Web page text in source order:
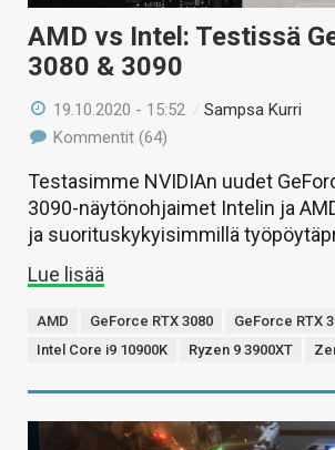
AMD vs Intel: Testissä
3080 & 3090
19.10.2020 - 15:52 /Sampsa Kurri
Kommentit (64)
Testasimme NVIDIAn uudet
3090-näytönohjaimet Intelin ja
ja suorituskykyisimmillä
Lue lisää
AMD GeForce RTX 3080 GeForce RTX
Intel Core i9 10900K
Ryzen 9 3900XT